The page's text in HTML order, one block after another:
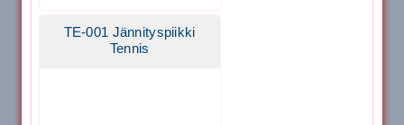
TE-001 Jännityspiikki
Tennis